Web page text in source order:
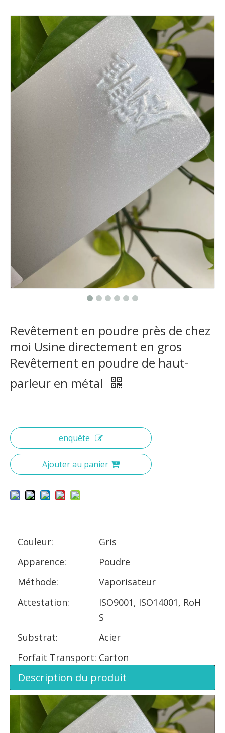
Revêtement en poudre près de chez
moi Usine directement en gros
Revêtement en poudre de haut-
parleur en métal
enquête
Ajouter au panier
Couleur:
Gris
Apparence:
Poudre
Méthode:
Vaporisateur
Attestation:
ISO9001, ISO14001, RoH
S
Substrat:
Acier
Forfait Transport: Carton
Description du produit